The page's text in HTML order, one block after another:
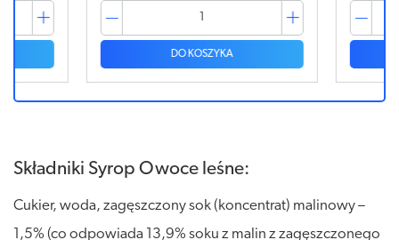
DO KOSZYKA
Składniki Syrop Owoce leśne:
Cukier, woda, zagęszczony sok (koncentrat) malinowy –
1,5% (co odpowiada 13,9% soku z malin z zagęszczonego